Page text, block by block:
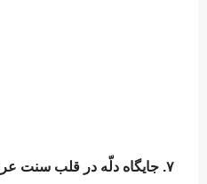
۷. جایگاه دلّه در قلب سنت عربی